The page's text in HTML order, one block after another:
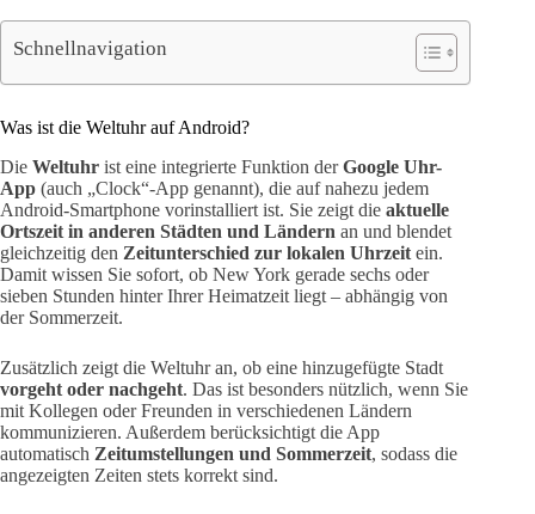
Schnellnavigation
Was ist die Weltuhr auf Android?
Die Weltuhr ist eine integrierte Funktion derGoogle Uhr-
App (auch „Clock“-App genannt), die auf nahezu jedem
Android-Smartphone vorinstalliert ist. Sie zeigt die aktuelle
Ortszeit in anderen Städten und Ländern an und blendet
gleichzeitig den Zeitunterschied zur lokalen Uhrzeit ein.
Damit wissen Sie sofort, ob New York gerade sechs oder
sieben Stunden hinter Ihrer Heimatzeit liegt – abhängig von
der Sommerzeit.
Zusätzlich zeigt die Weltuhr an, ob eine hinzugefügte Stadt
vorgeht oder nachgeht. Das ist besonders nützlich, wenn Sie
mit Kollegen oder Freunden in verschiedenen Ländern
kommunizieren. Außerdem berücksichtigt die App
automatisch Zeitumstellungen und Sommerzeit, sodass die
angezeigten Zeiten stets korrekt sind.